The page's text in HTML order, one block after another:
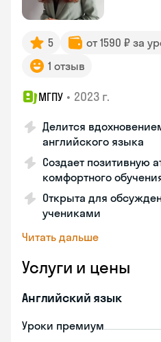
5 от 1590 ₽ за
1 отзыв
МГПУ • 2023 г.
Делится
английского языка
Создает позитивную
комфортного
Открыта для
учениками
Читать дальше
Услуги и цены
Английский язык
Уроки премиум